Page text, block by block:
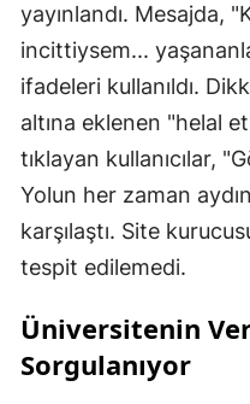
yayınlandı. Mesajda,
incittiysem...
ifadeleri kullanıldı.
altına eklenen "helal
tıklayan kullanıcılar,
Yolun her zaman
karşılaştı. Site
tespit edilemedi.
Üniversitenin
Sorgulanıyor